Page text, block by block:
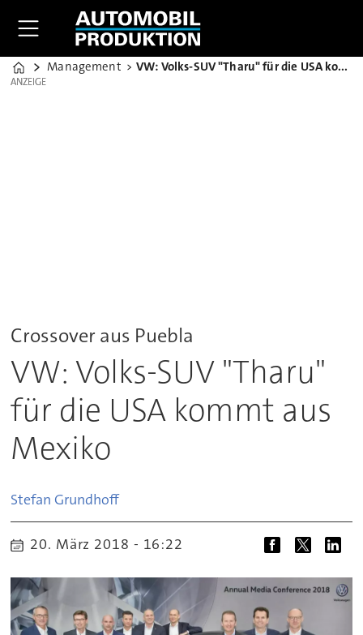
Home
Management VW: Volks-SUV "Tharu" für die USA kommt aus Mexiko
ANZEIGE
ANZEIGE
Crossover aus Puebla
VW: Volks-SUV "Tharu"
für die USA kommt aus
Mexiko
Stefan Grundhoff
20. März 2018 - 16:22